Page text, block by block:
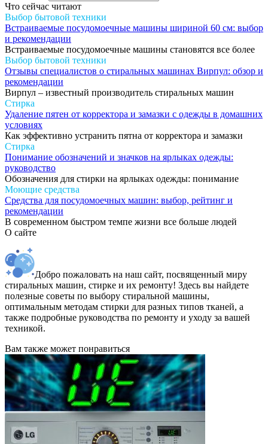
Что сейчас читают
Выбор бытовой техники
Встраиваемые посудомоечные машины шириной 60 см: выбор
и рекомендации
Встраиваемые посудомоечные машины становятся все более
Выбор бытовой техники
Отзывы специалистов о стиральных машинах Вирпул: обзор и
рекомендации
Вирпул – известный производитель стиральных машин
Стирка
Удаление пятен от корректора и замазки с одежды в домашних
условиях
Как эффективно устранить пятна от корректора и замазки
Стирка
Понимание обозначений и значков на ярлыках одежды:
руководство
Обозначения для стирки на ярлыках одежды: понимание
Моющие средства
Средства для посудомоечных машин: выбор, рейтинг и
рекомендации
В современном быстром темпе жизни все больше людей
О сайте
Добро пожаловать на наш сайт, посвященный миру
стиральных машин, стирке и их ремонту! Здесь вы найдете
полезные советы по выбору стиральной машины,
оптимальным методам стирки для разных типов тканей, а
также подробные руководства по ремонту и уходу за вашей
техникой.
Вам также может понравиться